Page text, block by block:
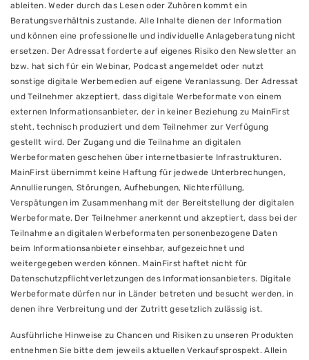
ableiten. Weder durch das Lesen oder Zuhören kommt ein
Beratungsverhältnis zustande. Alle Inhalte dienen der Information
und können eine professionelle und individuelle Anlageberatung nicht
ersetzen. Der Adressat forderte auf eigenes Risiko den Newsletter an
bzw. hat sich für ein Webinar, Podcast angemeldet oder nutzt
sonstige digitale Werbemedien auf eigene Veranlassung. Der Adressat
und Teilnehmer akzeptiert, dass digitale Werbeformate von einem
externen Informationsanbieter, der in keiner Beziehung zu MainFirst
steht, technisch produziert und dem Teilnehmer zur Verfügung
gestellt wird. Der Zugang und die Teilnahme an digitalen
Werbeformaten geschehen über internetbasierte Infrastrukturen.
MainFirst übernimmt keine Haftung für jedwede Unterbrechungen,
Annullierungen, Störungen, Aufhebungen, Nichterfüllung,
Verspätungen im Zusammenhang mit der Bereitstellung der digitalen
Werbeformate. Der Teilnehmer anerkennt und akzeptiert, dass bei der
Teilnahme an digitalen Werbeformaten personenbezogene Daten
beim Informationsanbieter einsehbar, aufgezeichnet und
weitergegeben werden können. MainFirst haftet nicht für
Datenschutzpflichtverletzungen des Informationsanbieters. Digitale
Werbeformate dürfen nur in Länder betreten und besucht werden, in
denen ihre Verbreitung und der Zutritt gesetzlich zulässig ist.
Ausführliche Hinweise zu Chancen und Risiken zu unseren Produkten
entnehmen Sie bitte dem jeweils aktuellen Verkaufsprospekt. Allein